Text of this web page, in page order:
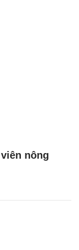
nông